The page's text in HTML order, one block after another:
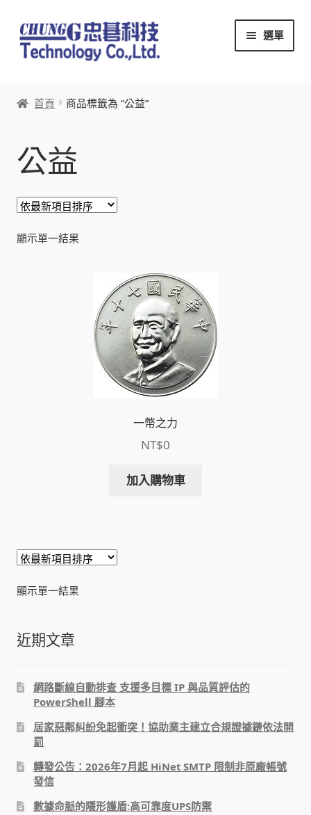
跳
至
導
列
跳
至
主
內
選單
本站文章導覽
本站AI文字客服
創辦人:林慶忠
竹南百齡扶輪社
收費標準依據
電子鎖安裝-實績案例
電腦資訊-實績案例
電話總機安裝維修-實績案例
聯絡我們
首頁 商品標籤為 “公益”
公益
顯示單一結果
一幣之力
NT$0
加入購物車
顯示單一結果
近期文章
網路斷線自動排查 支援多目標 IP 與品質評估的
PowerShell 腳本
居家惡鄰糾紛免起衝突！協助業主建立合規證據鏈依法開
罰
轉發公告：2026年7月起 HiNet SMTP 限制非原廠帳號
發信
數據命脈的隱形護盾:高可靠度UPS防禦